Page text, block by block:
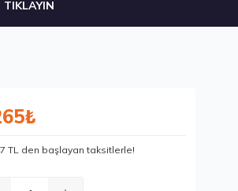
TL den başlayan taksitlerle!